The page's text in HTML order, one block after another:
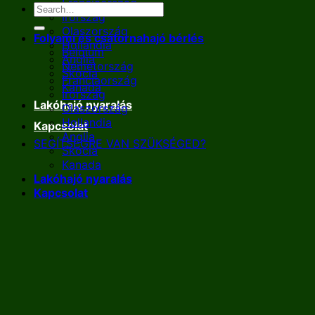
Franciaország
Írország
Olaszország
Hollandia
Anglia
Skócia
Kanada
Lakóhajó nyaralás
Kapcsolat
SEGÍTSÉGRE VAN SZÜKSÉGED?
Folyami és csatornahajó bérlés
Belgium
Németország
Franciaország
Írország
Olaszország
Hollandia
Anglia
Skócia
Kanada
Lakóhajó nyaralás
Kapcsolat